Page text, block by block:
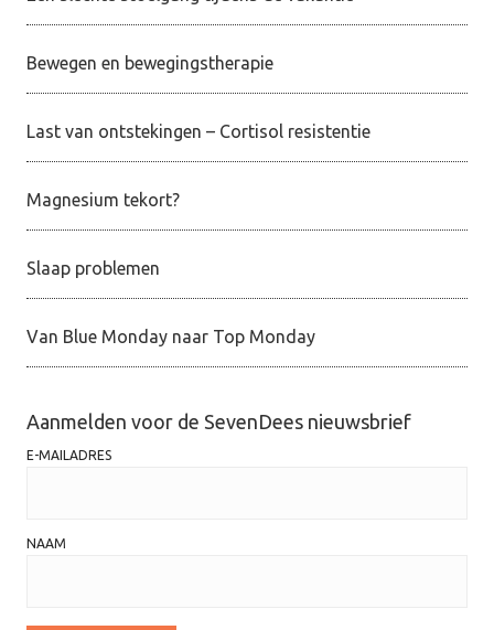
Bewegen en bewegingstherapie
Last van ontstekingen – Cortisol resistentie
Magnesium tekort?
Slaap problemen
Van Blue Monday naar Top Monday
Aanmelden voor de SevenDees nieuwsbrief
E-MAILADRES
NAAM